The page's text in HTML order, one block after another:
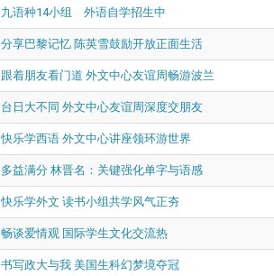
九语种14小组 外语自学招生中
分享巴黎记忆 陈英雪鼓励开放正面生活
跟着朋友看门道 外文中心友谊周畅游波兰
台日大不同 外文中心友谊周深度交朋友
快乐学西语 外文中心讲座领环游世界
多益满分 林晋名：关键强化单字与语感
快乐学外文 读书小组共学风气正夯
畅谈爱情观 国际学生文化交流热
书写政大与我 美国生科幻梦境夺冠